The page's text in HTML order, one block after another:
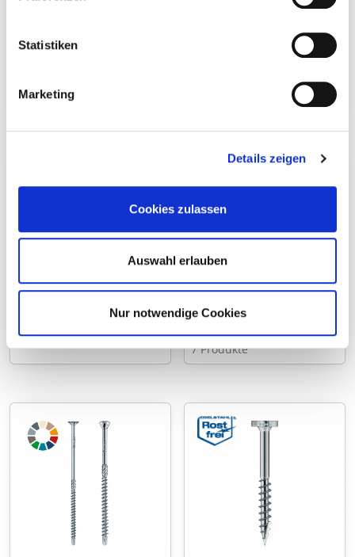
Statistiken
Marketing
Details zeigen
Cookies zulassen
Auswahl erlauben
Nur notwendige Cookies
be
Tri-Deck-Tec
7 Produkte